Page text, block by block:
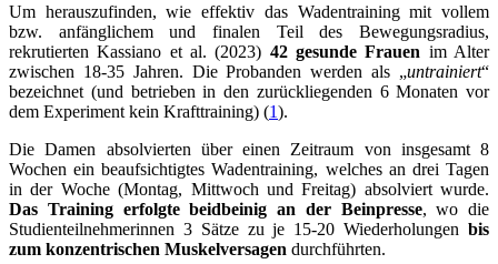
Um herauszufinden, wie effektiv das Wadentraining mit vollem
bzw. anfänglichem und finalen Teil des Bewegungsradius,
rekrutierten Kassiano et al. (2023) 42 gesunde Frauen im Alter
zwischen 18-35 Jahren. Die Probanden werden als „untrainiert“
bezeichnet (und betrieben in den zurückliegenden 6 Monaten vor
dem Experiment kein Krafttraining) (1).
Die Damen absolvierten über einen Zeitraum von insgesamt 8
Wochen ein beaufsichtigtes Wadentraining, welches an drei Tagen
in der Woche (Montag, Mittwoch und Freitag) absolviert wurde.
Das Training erfolgte beidbeinig an der Beinpresse, wo die
Studienteilnehmerinnen 3 Sätze zu je 15-20 Wiederholungen bis
zum konzentrischen Muskelversagen durchführten.